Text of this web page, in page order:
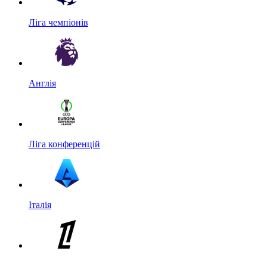
Ліга чемпіонів
Англія
Ліга конференцій
Італія